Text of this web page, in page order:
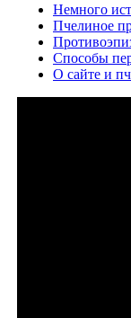
Немного
Пчелиное
Способы
О сайте и